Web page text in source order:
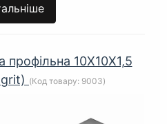
профільна 10Х10Х1,5
(Код товару: 9003)